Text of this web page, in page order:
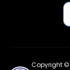
Copyright ©